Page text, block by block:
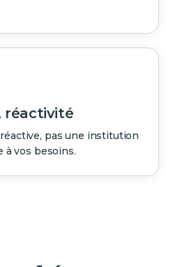
réactivité
pas une institution
à vos besoins.